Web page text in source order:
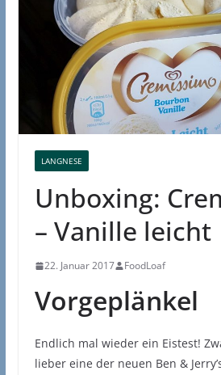
LANGNESE
Unboxing:
– Vanille leicht
22. Januar 2017 FoodLoaf
Vorgeplänkel
Endlich mal wieder ein Eistest!
lieber eine der neuen Ben &